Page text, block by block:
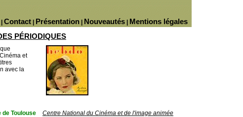
Mentions légales
Nouveautés
Présentation
Contact
PÉRIODIQUES
et
avec la
de Toulouse
Centre National du Cinéma et de l'image animée